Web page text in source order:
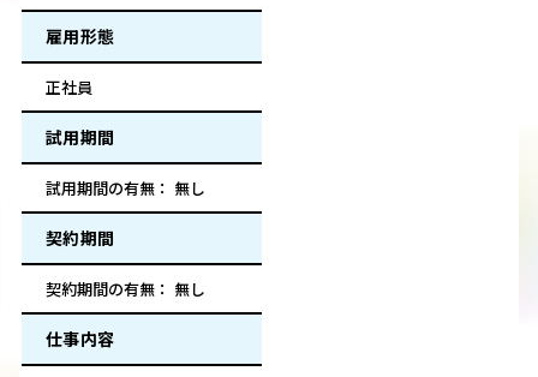
雇用形態
正社員
試用期間
試用期間の有無： 無し
契約期間
契約期間の有無： 無し
仕事内容